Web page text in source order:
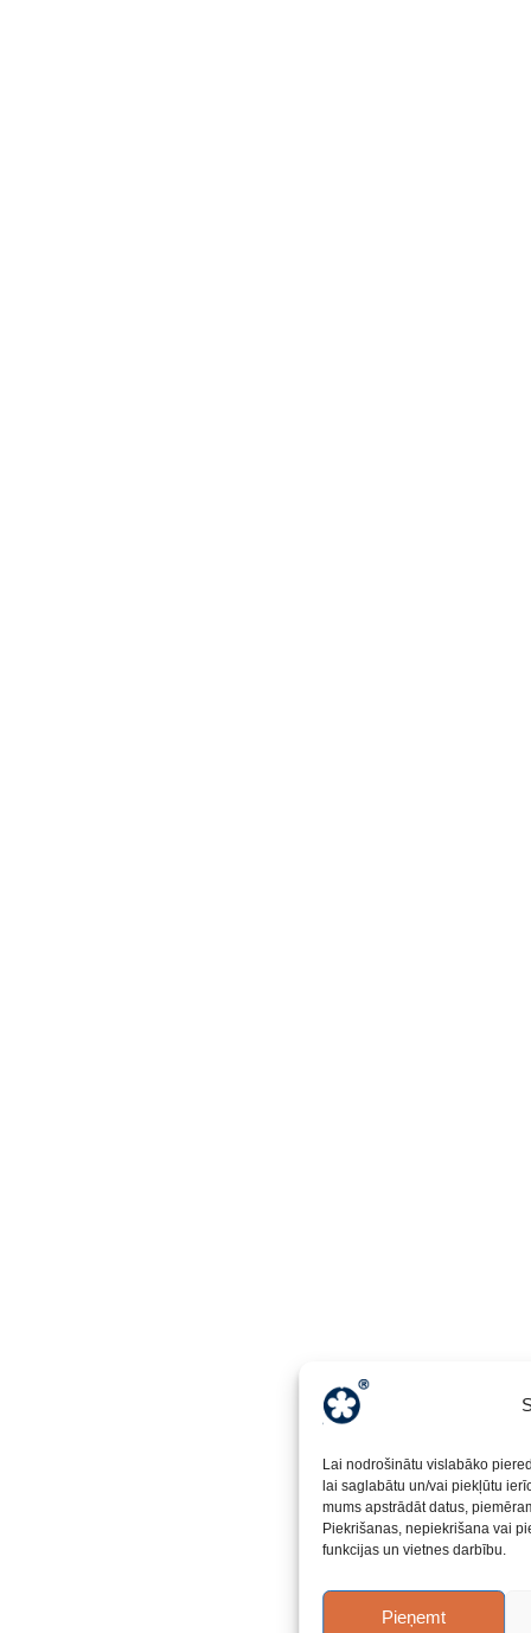
Lai nodrošinātu vislabāko
lai saglabātu un/vai piekļūtu
mums apstrādāt datus,
Piekrišanas, nepiekrišana vai
funkcijas un vietnes darbību.
Pieņemt